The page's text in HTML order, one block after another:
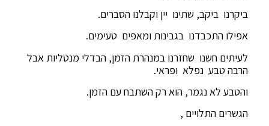
ביקרנו ביקב, שתינו יין וקבלנו הסברים.
אפילו התכבדנו בגבינות ומאפים טעימים.
לעיתים חשנו שחזרנו במנהרת הזמן, הבדלי מנטליות אבל
הרבה טבע נפלא ופראי.
והטבע לא נגמר, הוא רק השתבח עם הזמן.
הגשרים התלויים ,